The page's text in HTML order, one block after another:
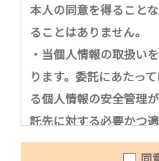
本人の同意を得ること
ることはありません。
・当個人情報の取扱い
ります。委託にあたっ
る個人情報の安全管理
託先に対する必要かつ
す。